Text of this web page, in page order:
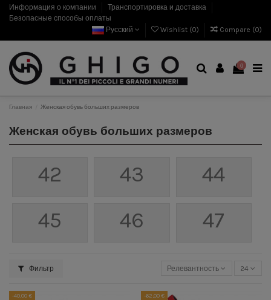
Информация о компании
Транспортировка и доставка
Безопасные способы оплаты
Русский
Wishlist (0) Compare (0)
0
Главная Женская обувь больших размеров
Женская обувь больших размеров
42 43
44
45
46 47
Фильтр Релевантность 24
-40,00 €
-62,00 €